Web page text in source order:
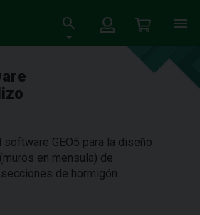
GEO5 para la diseño
en mensula) de
de hormigón